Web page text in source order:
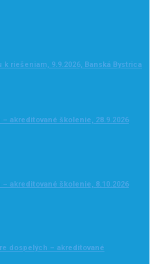
riešeniam, 9.9.2026, Banská Bystrica
akreditované školenie, 28.9.2026
akreditované školenie, 8.10.2026
dospelých – akreditované